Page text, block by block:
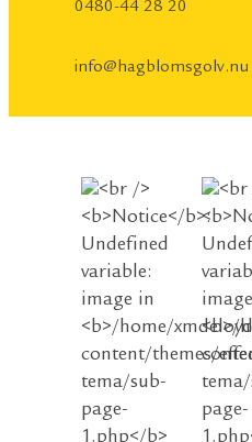
0480-44 28 20
info@hagblomsgolv.nu